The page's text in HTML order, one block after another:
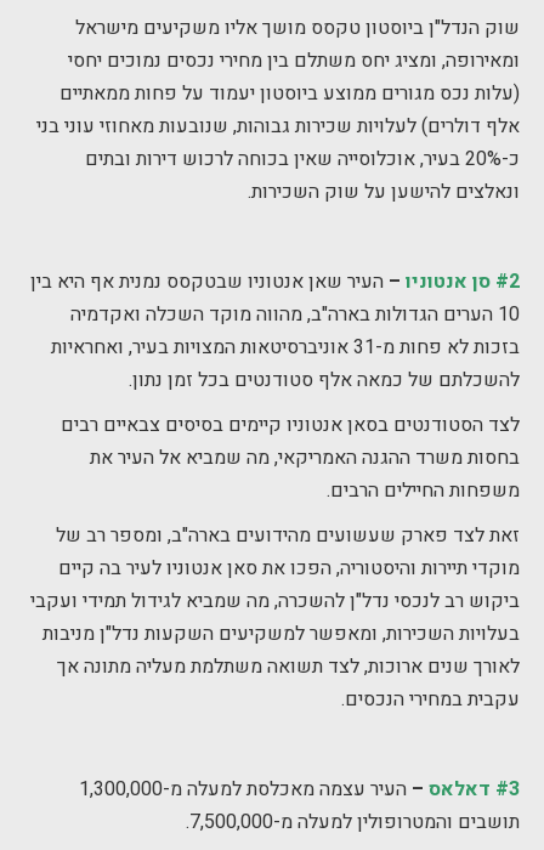
שוק הנדל"ן ביוסטון טקסס מושך אליו משקיעים מישראל
ומאירופה, ומציג יחס משתלם בין מחירי נכסים נמוכים יחסי
(עלות נכס מגורים ממוצע ביוסטון יעמוד על פחות ממאתיים
אלף דולרים) לעלויות שכירות גבוהות, שנובעות מאחוזי עוני בני
כ-20% בעיר, אוכלוסייה שאין בכוחה לרכוש דירות ובתים
ונאלצים להישען על שוק השכירות.
#2 סן אנטוניו – העיר שאן אנטוניו שבטקסס נמנית אף היא בין
10 הערים הגדולות בארה"ב, מהווה מוקד השכלה ואקדמיה
בזכות לא פחות מ-31 אוניברסיטאות המצויות בעיר, ואחראיות
להשכלתם של כמאה אלף סטודנטים בכל זמן נתון.
לצד הסטודנטים בסאן אנטוניו קיימים בסיסים צבאיים רבים
בחסות משרד ההגנה האמריקאי, מה שמביא אל העיר את
משפחות החיילים הרבים.
זאת לצד פארק שעשועים מהידועים בארה"ב, ומספר רב של
מוקדי תיירות והיסטוריה, הפכו את סאן אנטוניו לעיר בה קיים
ביקוש רב לנכסי נדל"ן להשכרה, מה שמביא לגידול תמידי ועקבי
בעלויות השכירות, ומאפשר למשקיעים השקעות נדל"ן מניבות
לאורך שנים ארוכות, לצד תשואה משתלמת מעליה מתונה אך
עקבית במחירי הנכסים.
#3 דאלאס –
העיר עצמה מאכלסת למעלה מ-1,300,000
תושבים והמטרופולין למעלה מ-7,500,000.